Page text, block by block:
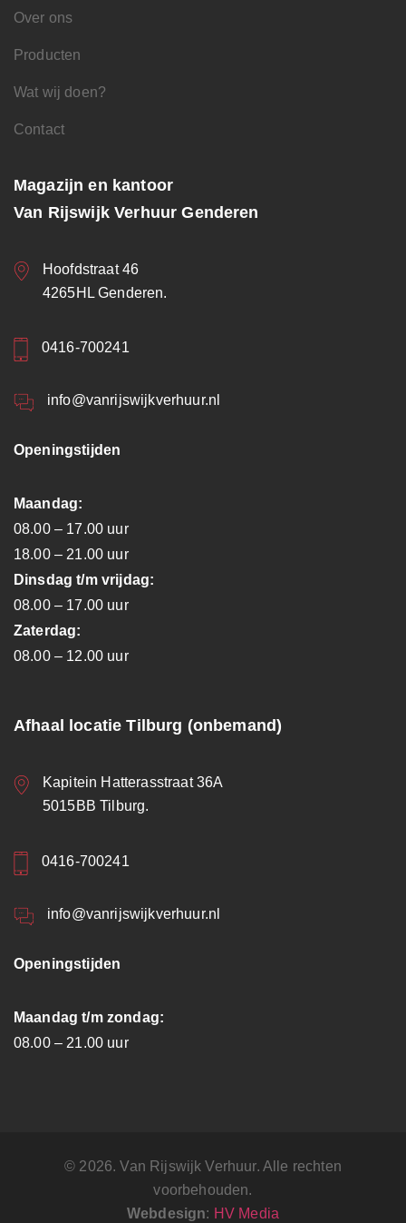
Over ons
Producten
Wat wij doen?
Contact
Magazijn en kantoor
Van Rijswijk Verhuur Genderen
Hoofdstraat 46
4265HL Genderen.
0416-700241
info@vanrijswijkverhuur.nl
Openingstijden
Maandag:
08.00 – 17.00 uur
18.00 – 21.00 uur
Dinsdag t/m vrijdag:
08.00 – 17.00 uur
Zaterdag:
08.00 – 12.00 uur
Afhaal locatie Tilburg (onbemand)
Kapitein Hatterasstraat 36A
5015BB Tilburg.
0416-700241
info@vanrijswijkverhuur.nl
Openingstijden
Maandag t/m zondag:
08.00 – 21.00 uur
© 2026. Van Rijswijk Verhuur. Alle rechten
voorbehouden.
Webdesign: HV Media